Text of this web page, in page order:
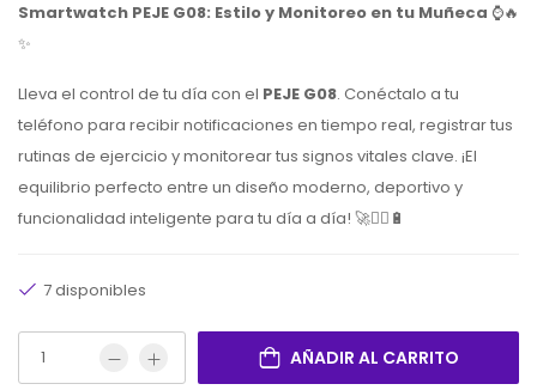
Smartwatch PEJE G08: Estilo y Monitoreo en tu Muñeca ⌚️🔥
✨
Lleva el control de tu día con el PEJE G08. Conéctalo a tu
teléfono para recibir notificaciones en tiempo real, registrar tus
rutinas de ejercicio y monitorear tus signos vitales clave. ¡El
equilibrio perfecto entre un diseño moderno, deportivo y
funcionalidad inteligente para tu día a día! 🚀🏃‍♂️🔋
7 disponibles
AÑADIR AL CARRITO